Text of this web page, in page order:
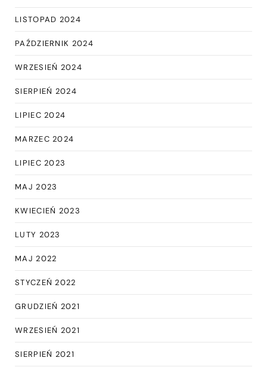
LISTOPAD 2024
PAŹDZIERNIK 2024
WRZESIEŃ 2024
SIERPIEŃ 2024
LIPIEC 2024
MARZEC 2024
LIPIEC 2023
MAJ 2023
KWIECIEŃ 2023
LUTY 2023
MAJ 2022
STYCZEŃ 2022
GRUDZIEŃ 2021
WRZESIEŃ 2021
SIERPIEŃ 2021